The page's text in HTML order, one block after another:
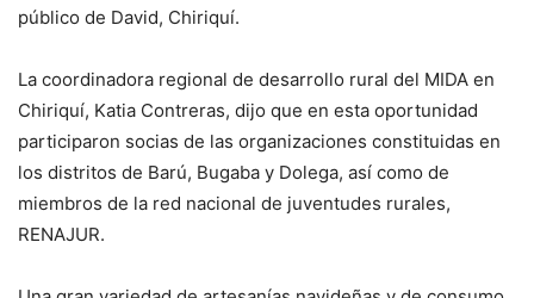
público de David, Chiriquí.
La coordinadora regional de desarrollo rural del MIDA en
Chiriquí, Katia Contreras, dijo que en esta oportunidad
participaron socias de las organizaciones constituidas en
los distritos de Barú, Bugaba y Dolega, así como de
miembros de la red nacional de juventudes rurales,
RENAJUR.